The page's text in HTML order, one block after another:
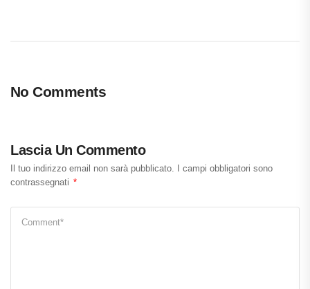
No Comments
Lascia Un Commento
Il tuo indirizzo email non sarà pubblicato.
I campi obbligatori sono
contrassegnati *